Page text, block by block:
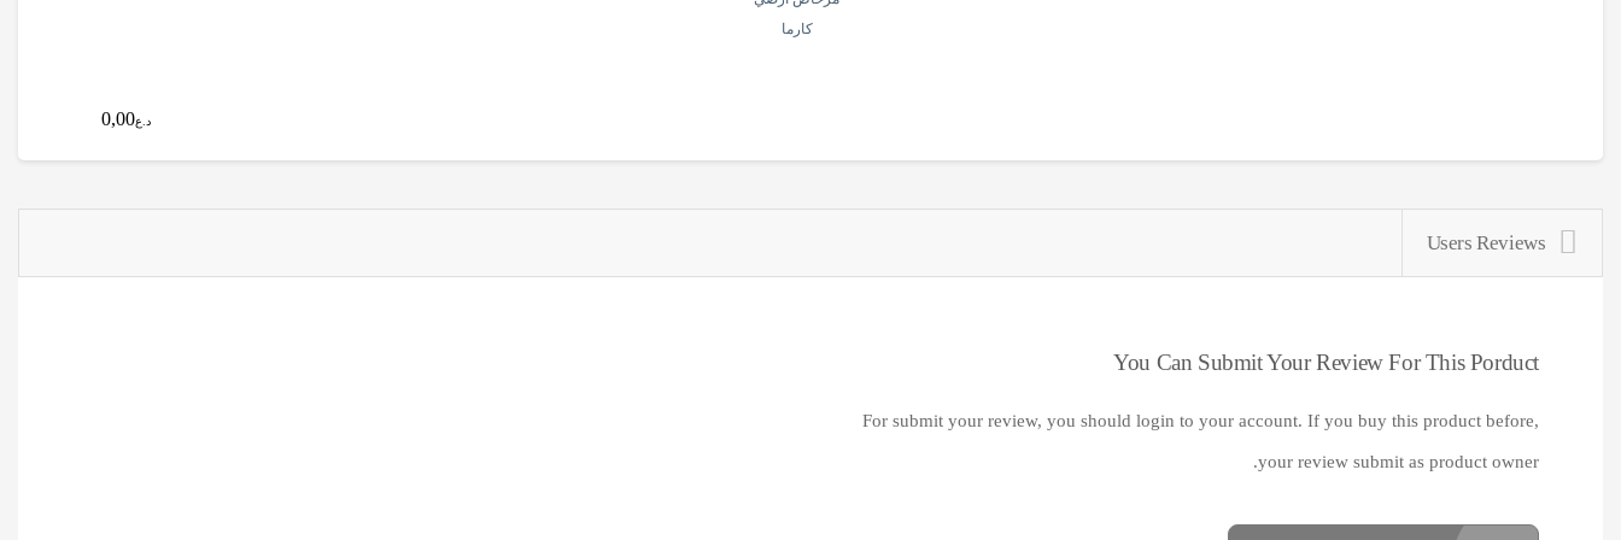
كارما
د.ع0,00
Users Reviews
You Can Submit Your Review For This Porduct
For submit your review, you should login to your account. If you buy this product before,
your review submit as product owner.